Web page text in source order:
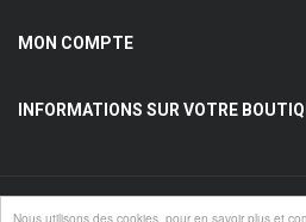
Nous utilisons des cookies, pour en savoir plus et
MON COMPTE
INFORMATIONS SUR VOTRE